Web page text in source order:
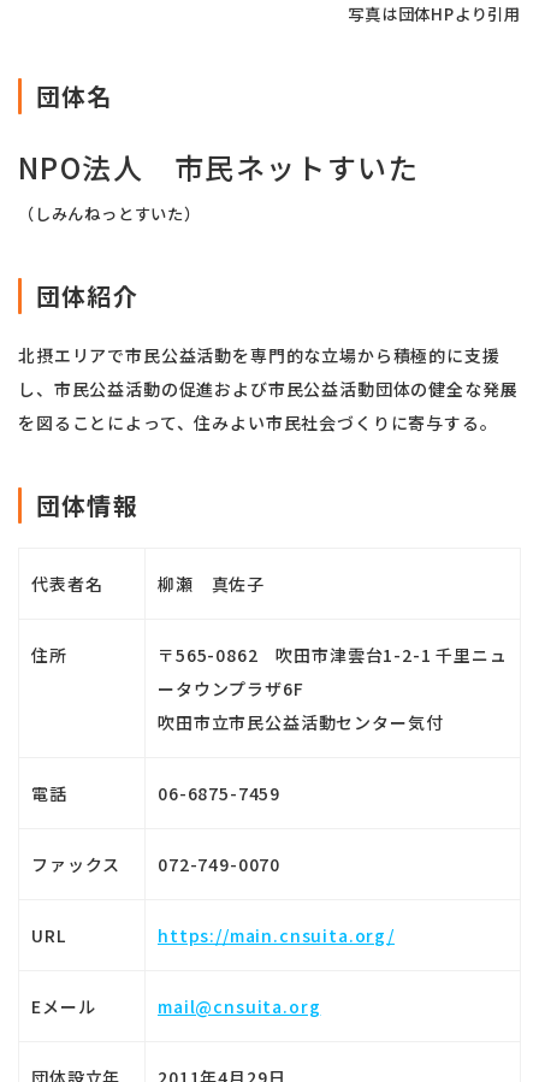
写真は団体HPより引用
団体名
NPO法人 市民ネットすいた
（しみんねっとすいた）
団体紹介
北摂エリアで市民公益活動を専門的な立場から積極的に支援
し、市民公益活動の促進および市民公益活動団体の健全な発展
を図ることによって、住みよい市民社会づくりに寄与する。
団体情報
代表者名 柳瀬 真佐子
住所
〒565-0862 吹田市津雲台1-2-1 千里ニュ
ータウンプラザ6F
吹田市立市民公益活動センター気付
電話 06-6875-7459
ファックス 072-749-0070
URL https://main.cnsuita.org/
Eメール mail@cnsuita.org